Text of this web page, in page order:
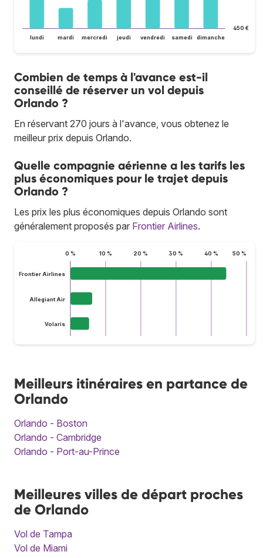
450 €
lundi
mardi mercredi jeudi vendredi samedi dimanche
Combien de temps à l'avance est-il
conseillé de réserver un vol depuis
Orlando ?
En réservant 270 jours à l'avance, vous obtenez le
meilleur prix depuis Orlando.
Quelle compagnie aérienne a les tarifs les
plus économiques pour le trajet depuis
Orlando ?
Les prix les plus économiques depuis Orlando sont
généralement proposés par Frontier Airlines.
0 % 10 % 20 % 30 % 40 % 50 %
Frontier Airlines
Allegiant Air
Volaris
Meilleurs itinéraires en partance de
Orlando
Orlando - Boston
Orlando - Cambridge
Orlando - Port-au-Prince
Meilleures villes de départ proches
de Orlando
Vol de Tampa
Vol de Miami